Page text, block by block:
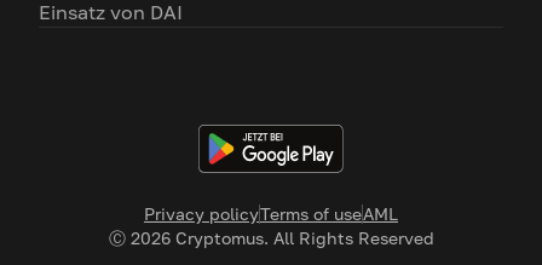
Privacy policyTerms of useAML
Ⓒ 2026Cryptomus. All Rights Reserved
Einsatz von DAI